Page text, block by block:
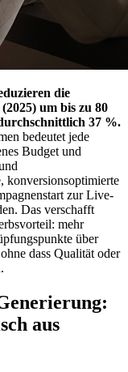
die
um bis zu 80
37 %.
bedeutet jede
Budget und
konversionsoptimierte
zur Live-
Das verschafft
mehr
über
dass Qualität oder
aus